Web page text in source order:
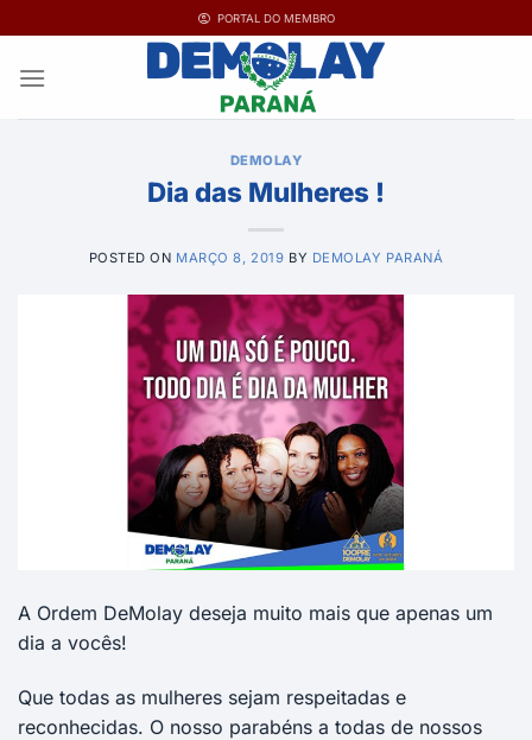
para
PORTAL DO MEMBRO
DEMOLAY
Dia das Mulheres !
POSTED ON MARÇO 8, 2019 BY DEMOLAY PARANÁ
A Ordem DeMolay deseja muito mais que apenas um
dia a vocês!
Que todas as mulheres sejam respeitadas e
reconhecidas. O nosso parabéns a todas de nossos